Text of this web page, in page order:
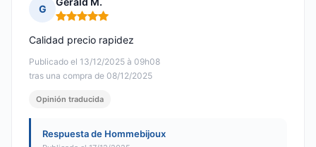
G
Nota: 5 de 5
Publicado el 13/12/2025 à 09h08
tras una compra de 08/12/2025
Calidad precio rapidez
Opinión traducida
Respuesta de Hommebijoux